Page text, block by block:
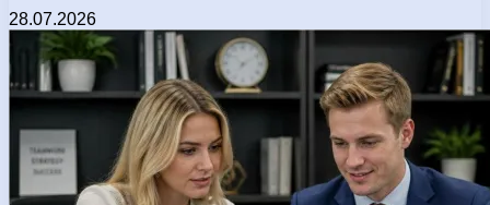
28.07.2026